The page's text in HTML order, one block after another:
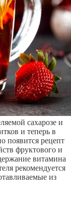
сахарозе и
и теперь в
появится рецепт
фруктового и
витамина
рекомендуется
из